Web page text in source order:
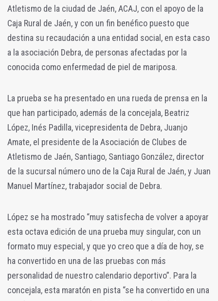
Atletismo de la ciudad de Jaén, ACAJ, con el apoyo de la
Caja Rural de Jaén, y con un fin benéfico puesto que
destina su recaudación a una entidad social, en esta caso
a la asociación Debra, de personas afectadas por la
conocida como enfermedad de piel de mariposa.
La prueba se ha presentado en una rueda de prensa en la
que han participado, además de la concejala, Beatriz
López, Inés Padilla, vicepresidenta de Debra, Juanjo
Amate, el presidente de la Asociación de Clubes de
Atletismo de Jaén, Santiago, Santiago González, director
de la sucursal número uno de la Caja Rural de Jaén, y Juan
Manuel Martínez, trabajador social de Debra.
López se ha mostrado “muy satisfecha de volver a apoyar
esta octava edición de una prueba muy singular, con un
formato muy especial, y que yo creo que a día de hoy, se
ha convertido en una de las pruebas con más
personalidad de nuestro calendario deportivo”. Para la
concejala, esta maratón en pista “se ha convertido en una